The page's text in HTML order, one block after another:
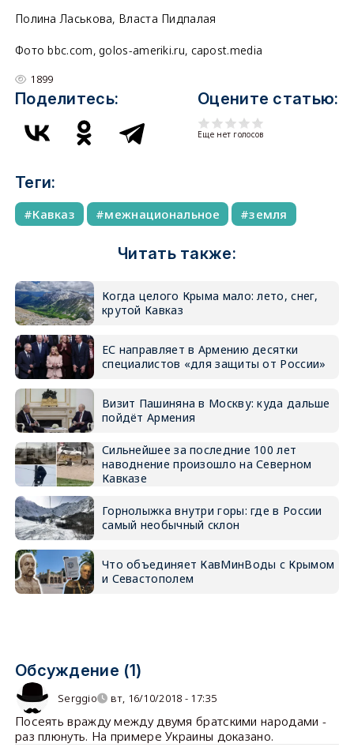
Полина Ласькова, Власта Пидпалая
Фото bbc.com, golos-ameriki.ru, capost.media
1899
Поделитесь: Оцените статью:
Еще нет голосов
Теги:
Кавказ межнациональное земля
Читать также:
Когда целого Крыма мало: лето, снег,
крутой Кавказ
ЕС направляет в Армению десятки
специалистов «для защиты от России»
Визит Пашиняна в Москву: куда дальше
пойдёт Армения
Сильнейшее за последние 100 лет
наводнение произошло на Северном
Кавказе
Горнолыжка внутри горы: где в России
самый необычный склон
Что объединяет КавМинВоды с Крымом
и Севастополем
Обсуждение (1)
Serggio вт, 16/10/2018 - 17:35
Посеять вражду между двумя братскими народами -
раз плюнуть. На примере Украины доказано.